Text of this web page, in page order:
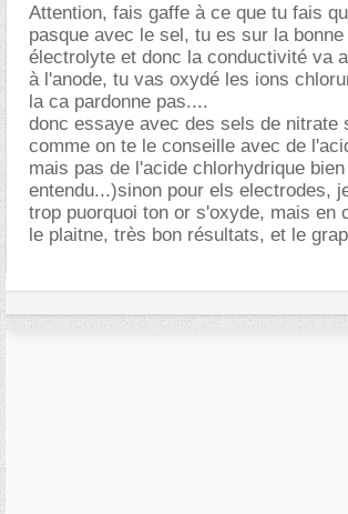
Attention, fais gaffe à ce que tu fais
pasque avec le sel, tu es sur la
électrolyte et donc la conductivité va
à l'anode, tu vas oxydé les ions
la ca pardonne pas....
donc essaye avec des sels de nitrate
comme on te le conseille avec de
mais pas de l'acide chlorhydrique bien
entendu...)sinon pour els electrodes,
trop puorquoi ton or s'oxyde, mais en
le plaitne, très bon résultats, et le